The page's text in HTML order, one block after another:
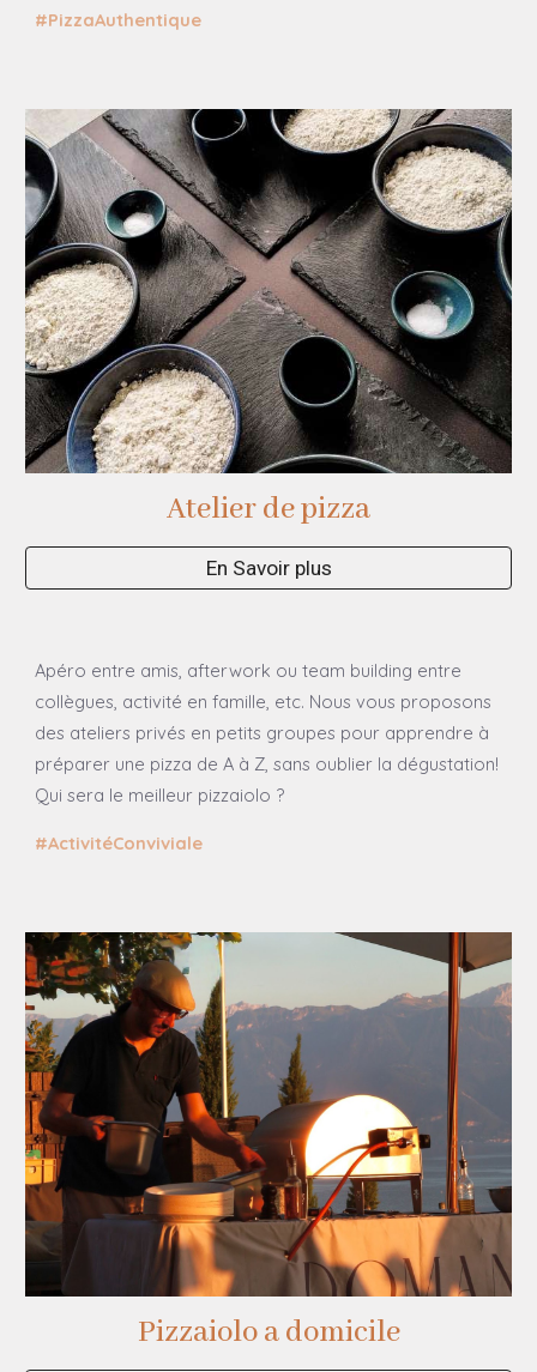
#PizzaAuthentique
Atelier de pizza
En Savoir plus
Apéro entre amis, afterwork ou team building entre
collègues, activité en famille, etc. Nous vous proposons
des ateliers privés en petits groupes pour apprendre à
préparer une pizza de A à Z, sans oublier la dégustation!
Qui sera le meilleur pizzaiolo ?
#ActivitéConviviale
Pizzaiolo adomicile